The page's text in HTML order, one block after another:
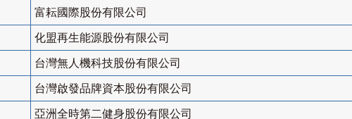
富耘國際股份有限公司
化盟再生能源股份有限公司
台灣無人機科技股份有限公司
台灣啟發品牌資本股份有限公司
亞洲全時第二健身股份有限公司